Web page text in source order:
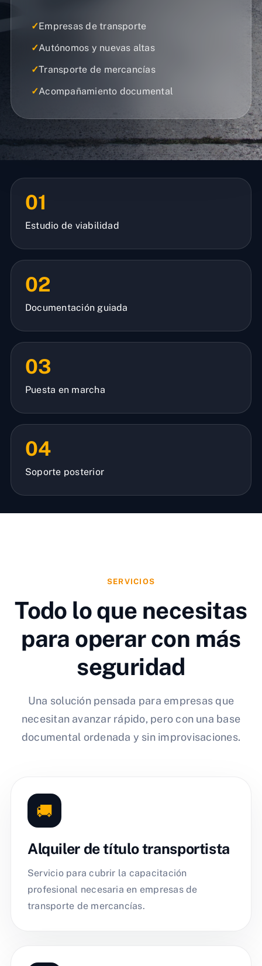
✓Empresas de transporte
✓Autónomos y nuevas altas
✓Transporte de mercancías
✓Acompañamiento documental
01
Estudio de viabilidad
02
Documentación guiada
03
Puesta en marcha
04
Soporte posterior
SERVICIOS
Todo lo que necesitas
para operar con más
seguridad
Una solución pensada para empresas que
necesitan avanzar rápido, pero con una base
documental ordenada y sin improvisaciones.
🚚
Alquiler de título transportista
Servicio para cubrir la capacitación
profesional necesaria en empresas de
transporte de mercancías.